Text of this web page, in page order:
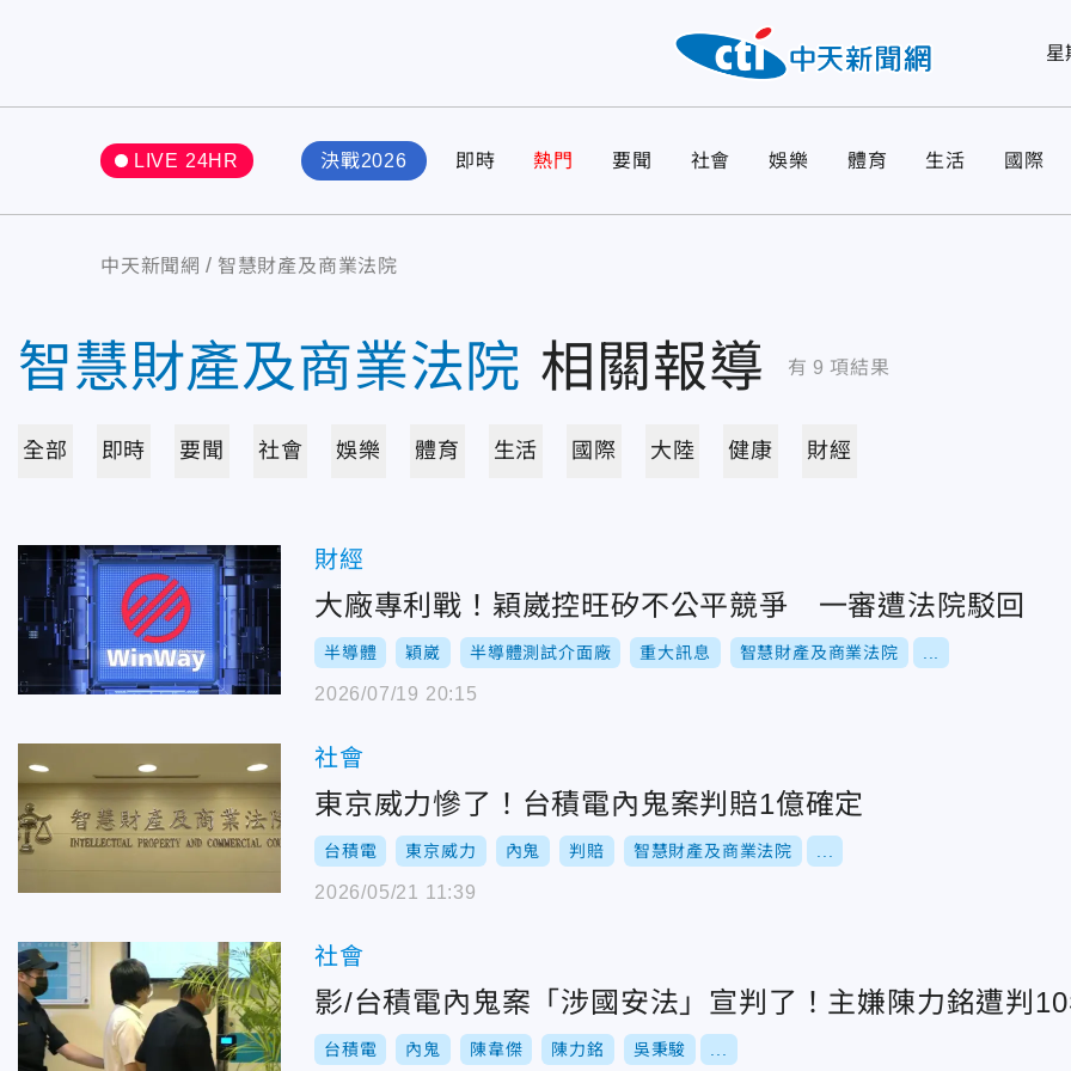
星
LIVE 24HR 決戰2026 即時 熱門 要聞 社會 娛樂 體育 生活 國際
中天新聞網 智慧財產及商業法院
智慧財產及商業法院 相關報導 有 9 項結果
全部 即時 要聞 社會 娛樂 體育 生活 國際 大陸 健康 財經
財經
大廠專利戰！穎崴控旺矽不公平競爭 一審遭法院駁回
半導體 穎崴 半導體測試介面廠 重大訊息 智慧財產及商業法院
2026/07/19 20:15
社會
東京威力慘了！台積電內鬼案判賠1億確定
台積電 東京威力 內鬼 判賠 智慧財產及商業法院
2026/05/21 11:39
社會
影/台積電內鬼案「涉國安法」宣判了！主嫌陳力銘遭判
台積電 內鬼 陳韋傑 陳力銘 吳秉駿